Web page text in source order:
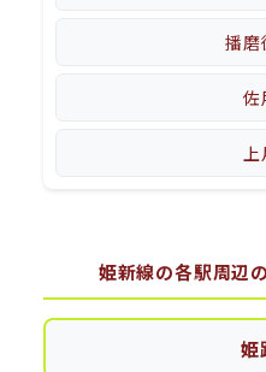
播磨
佐
上
姫新線の各駅周辺
姫